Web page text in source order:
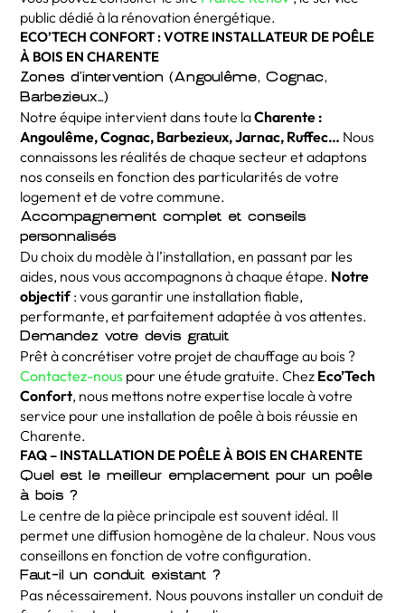
public dédié à la rénovation énergétique.
ECO’TECH CONFORT : VOTRE INSTALLATEUR DE POÊLE
À BOIS EN CHARENTE
Zones d’intervention (Angoulême, Cognac,
Barbezieux…)
Notre équipe intervient dans toute laCharente :
Angoulême, Cognac, Barbezieux, Jarnac, Ruffec… Nous
connaissons les réalités de chaque secteur et adaptons
nos conseils en fonction des particularités de votre
logement et de votre commune.
Accompagnement complet et conseils
personnalisés
Du choix du modèle à l’installation, en passant par les
aides, nous vous accompagnons à chaque étape. Notre
objectif: vous garantir une installation fiable,
performante, et parfaitement adaptée à vos attentes.
Demandez votre devis gratuit
Prêt à concrétiser votre projet de chauffage au bois ?
Contactez-nous pour une étude gratuite. Chez Eco’Tech
Confort, nous mettons notre expertise locale à votre
service pour une installation de poêle à bois réussie en
Charente.
FAQ – INSTALLATION DE POÊLE À BOIS EN CHARENTE
Quel est le meilleur emplacement pour un poêle
à bois ?
Le centre de la pièce principale est souvent idéal. Il
permet une diffusion homogène de la chaleur. Nous vous
conseillons en fonction de votre configuration.
Faut-il un conduit existant ?
Pas nécessairement. Nous pouvons installer un conduit de